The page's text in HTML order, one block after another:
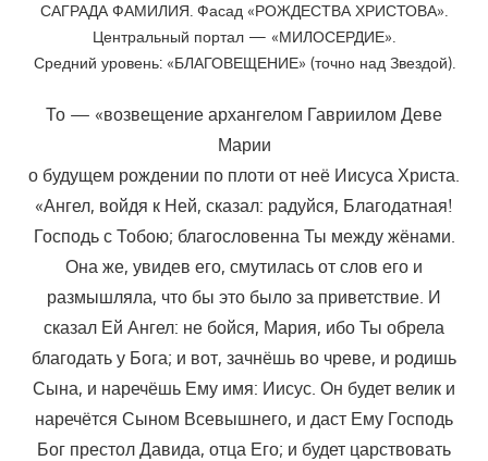
САГРАДА ФАМИЛИЯ. Фасад «РОЖДЕСТВА ХРИСТОВА».
Центральный портал — «МИЛОСЕРДИЕ».
Средний уровень: «БЛАГОВЕЩЕНИЕ» (точно над Звездой).
То — «возвещение архангелом Гавриилом Деве
Марии
о будущем рождении по плоти от неё Иисуса Христа.
«Ангел, войдя к Ней, сказал: радуйся, Благодатная!
Господь с Тобою; благословенна Ты между жёнами.
Она же, увидев его, смутилась от слов его и
размышляла, что бы это было за приветствие. И
сказал Ей Ангел: не бойся, Мария, ибо Ты обрела
благодать у Бога; и вот, зачнёшь во чреве, и родишь
Сына, и наречёшь Ему имя: Иисус. Он будет велик и
наречётся Сыном Всевышнего, и даст Ему Господь
Бог престол Давида, отца Его; и будет царствовать